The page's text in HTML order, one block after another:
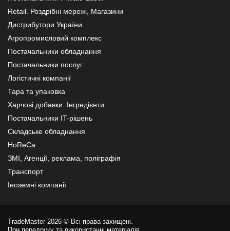
Retail. Роздрібні мережі, Магазини
Дистрибутори України
Агропромисловий комплекс
Постачальники обладнання
Постачальники послуг
Логістичні компанії
Тара та упаковка
Харчові добавки. Інгредієнти.
Постачальники IT-рішень
Складське обладнання
HoReCa
ЗМІ, Агенції, реклама, поліграфія
Транспорт
Іноземні компанії
TradeMaster 2026 © Всі права захищені.